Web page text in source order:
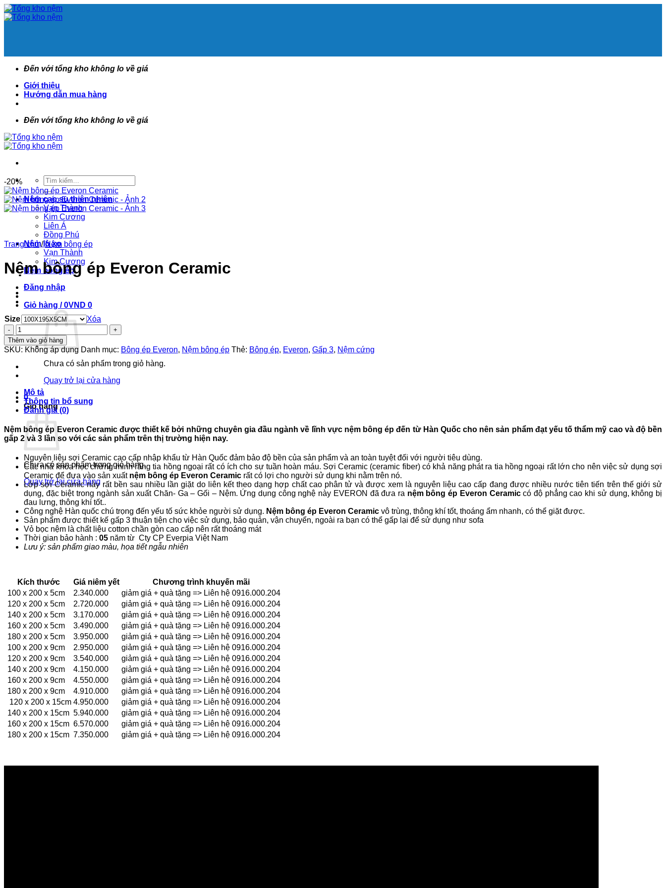
Bỏ
qua
Đến với tổng kho không lo về giá
Giới thiệu
Hướng dẫn mua hàng
Đến với tổng kho không lo về giá
Tìm
kiếm:
Nệm cao su thiên nhiên
Vạn Thành
Kim Cương
Liên Á
Đồng Phú
Nệm lò xo
Vạn Thành
Kim Cương
Nệm bông ép
Đăng nhập
Giỏ hàng /0VND 0
Chưa có sản phẩm trong giỏ hàng.
Quay trở lại cửa hàng
0
Giỏ hàng
Chưa có sản phẩm trong giỏ hàng.
Quay trở lại cửa hàng
-20%
Trang chủ / Nệm bông ép
Nệm bông ép Everon Ceramic
Size
Xóa
Nệm
bông
ép
Everon
Ceramic
số
Thêm vào giỏ hàng
SKU: Không áp dụng Danh mục: Bông ép Everon, Nệm bông ép Thẻ: Bông ép, Everon, Gấp 3, Nệm cứng
Mô tả
Thông tin bổ sung
Đánh giá (0)
Nệm bông ép Everon Ceramicđược thiết kế bởi những chuyên gia đầu ngành về lĩnh vực nệm bông ép đến từ Hàn Quốc cho nên sản phẩm đạt yếu tố thẩm mỹ cao và độ bền
gấp 2 và 3 lần so với các sản phẩm trên thị trường hiện nay.
Nguyên liệu sợi Ceramic cao cấp nhập khẩu từ Hàn Quốc đảm bảo độ bền của sản phẩm và an toàn tuyệt đối với người tiêu dùng.
Các nhà khoa học chứng minh rằng tia hồng ngoại rất có ích cho sự tuần hoàn máu. Sợi Ceramic (ceramic fiber) có khả năng phát ra tia hồng ngoại rất lớn cho nên việc sử dụng sợi
Ceramic để đưa vào sản xuất nệm bông ép Everon Ceramic rất có lợi cho người sử dụng khi nằm trên nó.
Lớp sợi Ceramic này rất bền sau nhiều lần giặt do liên kết theo dạng hợp chất cao phân tử và được xem là nguyên liệu cao cấp đang được nhiều nước tiên tiến trên thế giới sử
dụng, đặc biệt trong ngành sản xuất Chăn- Ga – Gối – Nệm. Ứng dụng công nghệ này EVERON đã đưa ra nệm bông ép Everon Ceramiccó độ phẳng cao khi sử dụng, không bị
đau lưng, thông khí tốt..
Công nghệ Hàn quốc chú trọng đến yếu tố sức khỏe người sử dụng. Nệm bông ép Everon Ceramic vô trùng, thông khí tốt, thoáng ẩm nhanh, có thể giặt được.
Sản phẩm được thiết kế gấp 3 thuận tiện cho việc sử dụng, bảo quản, vận chuyển, ngoài ra bạn có thể gấp lại để sử dụng như sofa
Vỏ bọc nệm là chất liệu cotton chần gòn cao cấp nên rất thoáng mát
Thời gian bảo hành : 05 năm từ Cty CP Everpia Việt Nam
Lưu ý: sản phẩm giao màu, họa tiết ngẫu nhiên
Kích thước Giá niêm yết
Chương trình khuyến mãi
100 x 200 x 5cm
2.340.000
giảm giá + quà tặng => Liên hệ 0916.000.204
120 x 200 x 5cm
2.720.000
giảm giá + quà tặng => Liên hệ 0916.000.204
140 x 200 x 5cm
3.170.000
giảm giá + quà tặng => Liên hệ 0916.000.204
160 x 200 x 5cm
3.490.000
giảm giá + quà tặng => Liên hệ 0916.000.204
180 x 200 x 5cm
3.950.000
giảm giá + quà tặng => Liên hệ 0916.000.204
100 x 200 x 9cm
2.950.000
giảm giá + quà tặng => Liên hệ 0916.000.204
120 x 200 x 9cm
3.540.000
giảm giá + quà tặng => Liên hệ 0916.000.204
140 x 200 x 9cm
4.150.000
giảm giá + quà tặng => Liên hệ 0916.000.204
160 x 200 x 9cm
4.550.000
giảm giá + quà tặng => Liên hệ 0916.000.204
180 x 200 x 9cm
4.910.000
giảm giá + quà tặng => Liên hệ 0916.000.204
120 x 200 x 15cm 4.950.000
giảm giá + quà tặng => Liên hệ 0916.000.204
140 x 200 x 15cm 5.940.000
giảm giá + quà tặng => Liên hệ 0916.000.204
160 x 200 x 15cm 6.570.000
giảm giá + quà tặng => Liên hệ 0916.000.204
180 x 200 x 15cm 7.350.000 giảm giá + quà tặng => Liên hệ 0916.000.204